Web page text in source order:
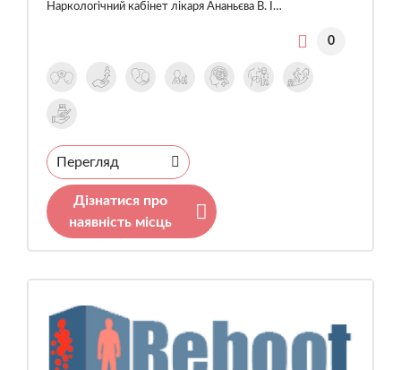
Наркологічний кабінет лікаря Ананьєва В. І…
0
Перегляд
Дізнатися про
наявність місць